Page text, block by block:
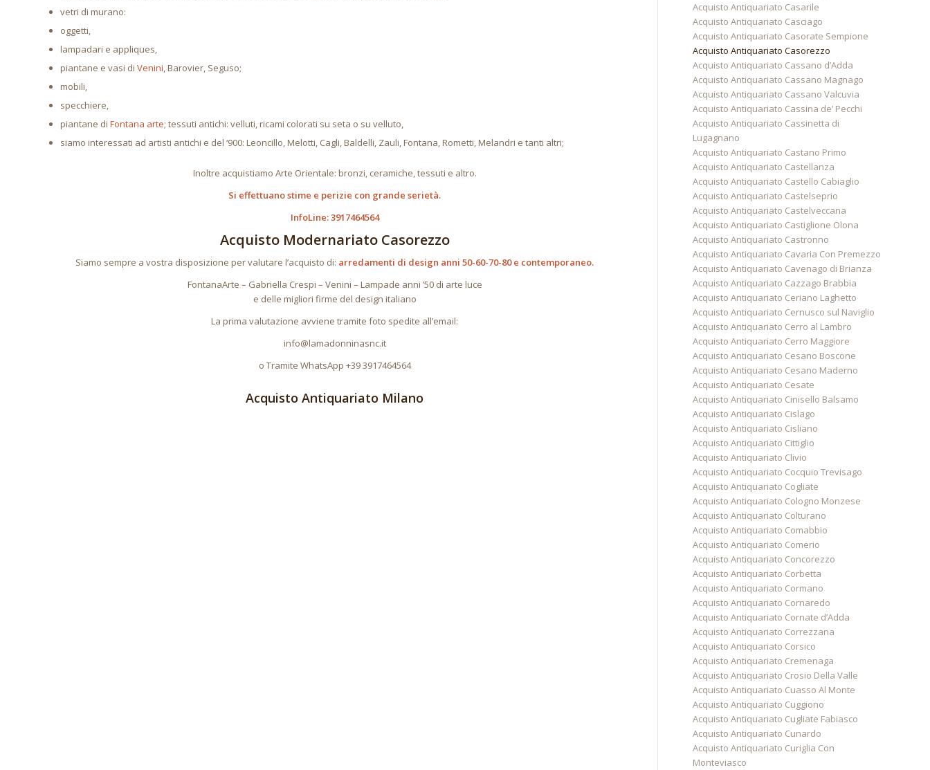
vetri di murano:
oggetti,
lampadari e appliques,
piantane e vasi di Venini, Barovier, Seguso;
mobili,
specchiere,
piantane di Fontana arte; tessuti antichi: velluti, ricami colorati su seta o su velluto,
siamo interessati ad artisti antichi e del ‘900: Leoncillo, Melotti, Cagli, Baldelli, Zauli, Fontana, Rometti, Melandri e tanti altri;
Inoltre acquistiamo Arte Orientale: bronzi, ceramiche, tessuti e altro.
Si effettuano stime e perizie con grande serietà.
InfoLine: 3917464564
Acquisto Modernariato Casorezzo
Siamo sempre a vostra disposizione per valutare l’acquisto di: arredamenti di design anni 50-60-70-80 e contemporaneo.
FontanaArte – Gabriella Crespi – Venini – Lampade anni ’50 di arte luce
e delle migliori firme del design italiano
La prima valutazione avviene tramite foto spedite all’email:
info@lamadonninasnc.it
o Tramite WhatsApp +39 3917464564
Acquisto Antiquariato Milano
Acquisto Antiquariato Casarile
Acquisto Antiquariato Casciago
Acquisto Antiquariato Casorate Sempione
Acquisto Antiquariato Casorezzo
Acquisto Antiquariato Cassano d’Adda
Acquisto Antiquariato Cassano Magnago
Acquisto Antiquariato Cassano Valcuvia
Acquisto Antiquariato Cassina de’ Pecchi
Acquisto Antiquariato Cassinetta di
Lugagnano
Acquisto Antiquariato Castano Primo
Acquisto Antiquariato Castellanza
Acquisto Antiquariato Castello Cabiaglio
Acquisto Antiquariato Castelseprio
Acquisto Antiquariato Castelveccana
Acquisto Antiquariato Castiglione Olona
Acquisto Antiquariato Castronno
Acquisto Antiquariato Cavaria Con Premezzo
Acquisto Antiquariato Cavenago di Brianza
Acquisto Antiquariato Cazzago Brabbia
Acquisto Antiquariato Ceriano Laghetto
Acquisto Antiquariato Cernusco sul Naviglio
Acquisto Antiquariato Cerro al Lambro
Acquisto Antiquariato Cerro Maggiore
Acquisto Antiquariato Cesano Boscone
Acquisto Antiquariato Cesano Maderno
Acquisto Antiquariato Cesate
Acquisto Antiquariato Cinisello Balsamo
Acquisto Antiquariato Cislago
Acquisto Antiquariato Cisliano
Acquisto Antiquariato Cittiglio
Acquisto Antiquariato Clivio
Acquisto Antiquariato Cocquio Trevisago
Acquisto Antiquariato Cogliate
Acquisto Antiquariato Cologno Monzese
Acquisto Antiquariato Colturano
Acquisto Antiquariato Comabbio
Acquisto Antiquariato Comerio
Acquisto Antiquariato Concorezzo
Acquisto Antiquariato Corbetta
Acquisto Antiquariato Cormano
Acquisto Antiquariato Cornaredo
Acquisto Antiquariato Cornate d’Adda
Acquisto Antiquariato Correzzana
Acquisto Antiquariato Corsico
Acquisto Antiquariato Cremenaga
Acquisto Antiquariato Crosio Della Valle
Acquisto Antiquariato Cuasso Al Monte
Acquisto Antiquariato Cuggiono
Acquisto Antiquariato Cugliate Fabiasco
Acquisto Antiquariato Cunardo
Acquisto Antiquariato Curiglia Con
Monteviasco